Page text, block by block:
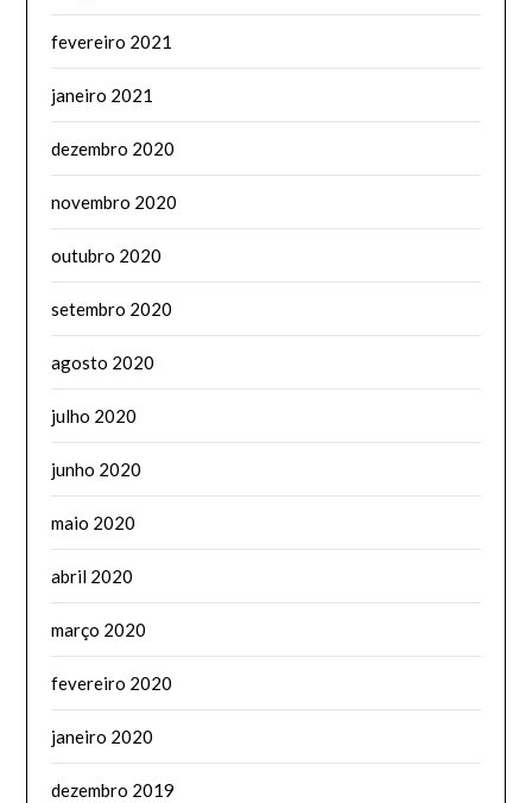
fevereiro 2021
janeiro 2021
dezembro 2020
novembro 2020
outubro 2020
setembro 2020
agosto 2020
julho 2020
junho 2020
maio 2020
abril 2020
março 2020
fevereiro 2020
janeiro 2020
dezembro 2019